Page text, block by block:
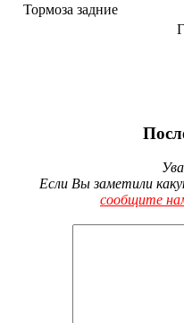
Тормоза задние
Если Вы заметили
сообщите